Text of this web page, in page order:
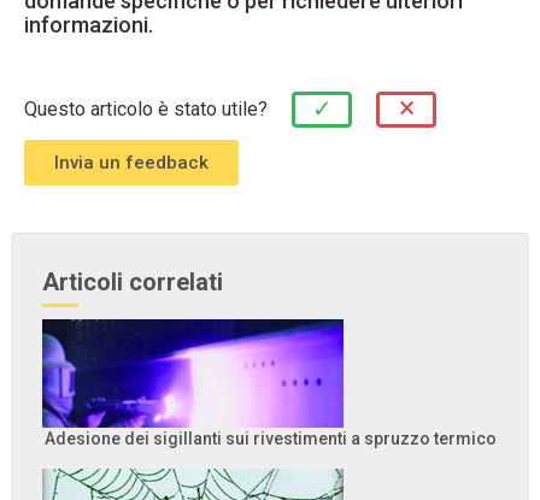
informazioni.
Questo articolo è stato utile? ✓ ×
Articoli correlati
Adesione dei sigillanti sui rivestimenti a spruzzo termico